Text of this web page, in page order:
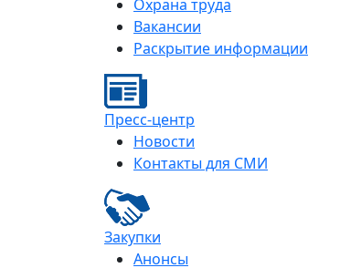
Охрана труда
Вакансии
Раскрытие информации
Пресс-центр
Новости
Контакты для СМИ
Закупки
Анонсы